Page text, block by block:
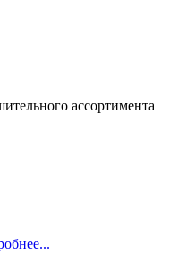
ассортимента